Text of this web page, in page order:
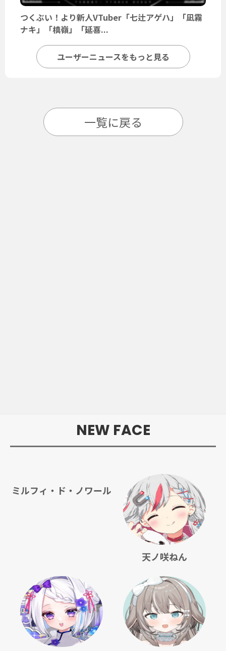
つくぶい！より新人VTuber「七辻アゲハ」「凪霧
ナキ」「槙嶺」「延喜...
ユーザーニュースをもっと見る
一覧に戻る
NEW FACE
ミルフィ・ド・ノワール
天ノ咲ねん